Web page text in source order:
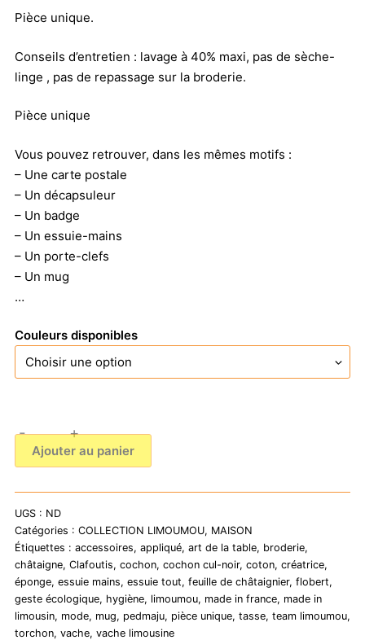
Pièce unique.
Conseils d’entretien : lavage à 40% maxi, pas de sèche-
linge , pas de repassage sur la broderie.
Pièce unique
Vous pouvez retrouver, dans les mêmes motifs :
– Une carte postale
– Un décapsuleur
– Un badge
– Un essuie-mains
– Un porte-clefs
– Un mug
…
Couleurs disponibles
quantité
de
brodé
-
COCHON
CUL
NOIR
- +
Ajouter au panier
UGS : ND
Catégories : COLLECTION LIMOUMOU, MAISON
Étiquettes : accessoires, appliqué, art de la table, broderie,
châtaigne, Clafoutis, cochon, cochon cul-noir, coton, créatrice,
éponge, essuie mains, essuie tout, feuille de châtaignier, flobert,
geste écologique, hygiène, limoumou, made in france, made in
limousin, mode, mug, pedmaju, pièce unique, tasse, team limoumou,
torchon, vache, vache limousine